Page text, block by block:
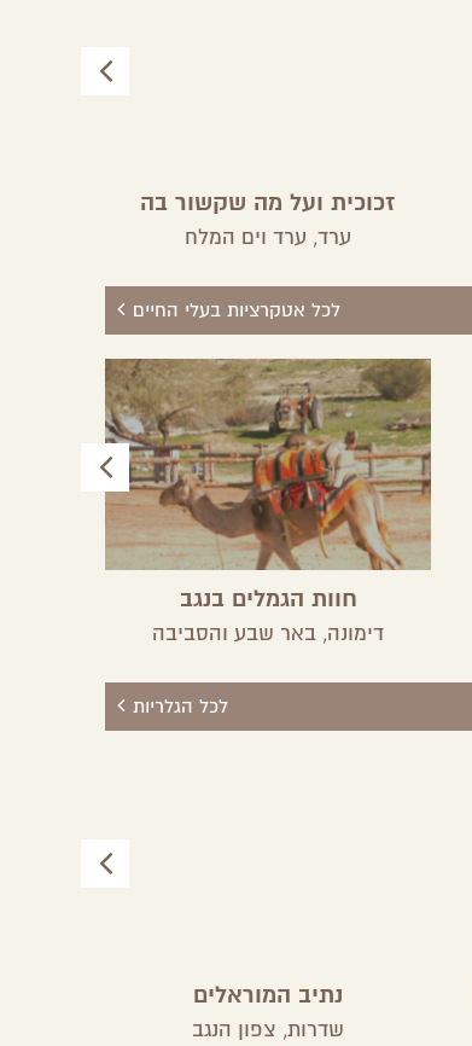
זכוכית ועל מה שקשור בה
ערד, ערד וים המלח
לכל אטקרציות בעלי החיים
חוות הגמלים בנגב
דימונה, באר שבע והסביבה
לכל הגלריות
נתיב המוראלים
שדרות, צפון הנגב